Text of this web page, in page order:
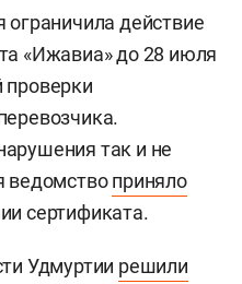
действие
«Ижавиа» до 28 июля
проверки
так и не
ведомствоприняло
сертификата.
Удмуртии решили